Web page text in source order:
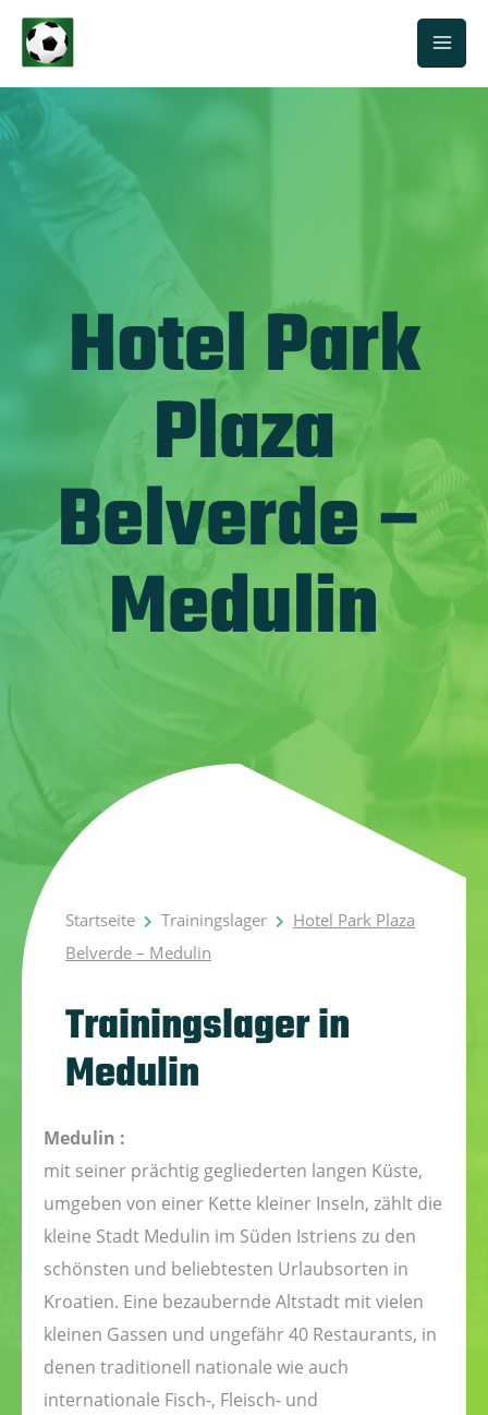
Hotel Park
Plaza
Belverde –
Medulin
Startseite Trainingslager
Hotel Park Plaza
Belverde – Medulin
Trainingslager in
Medulin
Medulin :
mit seiner prächtig gegliederten langen Küste,
umgeben von einer Kette kleiner Inseln, zählt die
kleine Stadt Medulin im Süden Istriens zu den
schönsten und beliebtesten Urlaubsorten in
Kroatien. Eine bezaubernde Altstadt mit vielen
kleinen Gassen und ungefähr 40 Restaurants, in
denen traditionell nationale wie auch
internationale Fisch-, Fleisch- und